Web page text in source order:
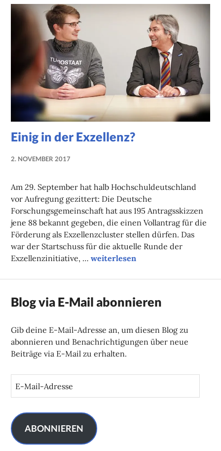
Einig in der Exzellenz?
2. NOVEMBER 2017
Am 29. September hat halb Hochschuldeutschland
vor Aufregung gezittert: Die Deutsche
Forschungsgemeinschaft hat aus 195 Antragsskizzen
jene 88 bekannt gegeben, die einen Vollantrag für die
Förderung als Exzellenzcluster stellen dürfen. Das
war der Startschuss für die aktuelle Runde der
Exzellenzinitiative, …Einig in der Exzellenz?
weiterlesen
Blog via E-Mail abonnieren
Gib deine E-Mail-Adresse an, um diesen Blog zu
abonnieren und Benachrichtigungen über neue
Beiträge via E-Mail zu erhalten.
a
i
l
ABONNIEREN